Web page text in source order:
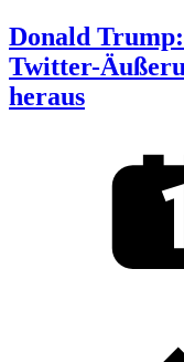
Donald
Twitter-
heraus